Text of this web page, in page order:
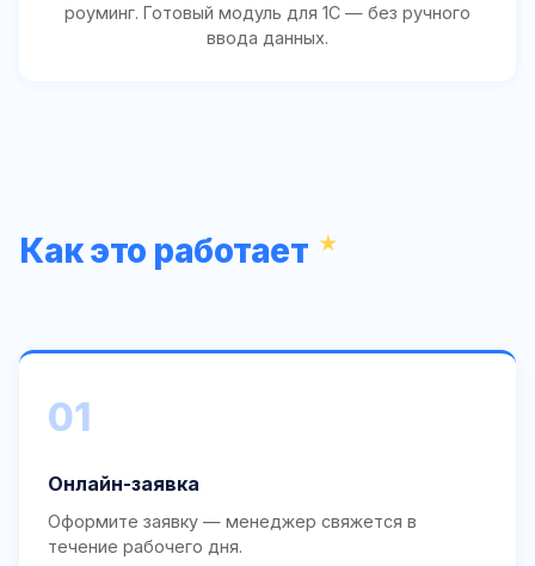
роуминг. Готовый модуль для 1С — без ручного
ввода данных.
Как это работает
01
Онлайн-заявка
Оформите заявку — менеджер свяжется в
течение рабочего дня.